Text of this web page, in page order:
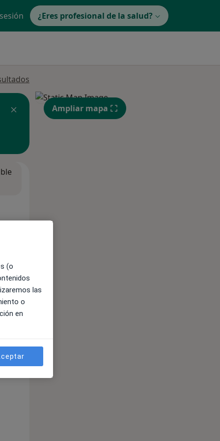
¿Eres profesional de la salud?
Ampliar mapa
(o
las
o
en